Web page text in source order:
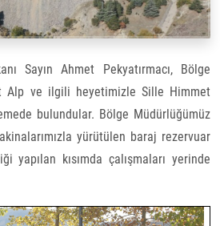
Sayın Ahmet Pekyatırmacı, Bölge
Alp ve ilgili heyetimizle Sille Himmet
bulundular. Bölge Müdürlüğümüz
yürütülen baraj rezervuar
yapılan kısımda çalışmaları yerinde